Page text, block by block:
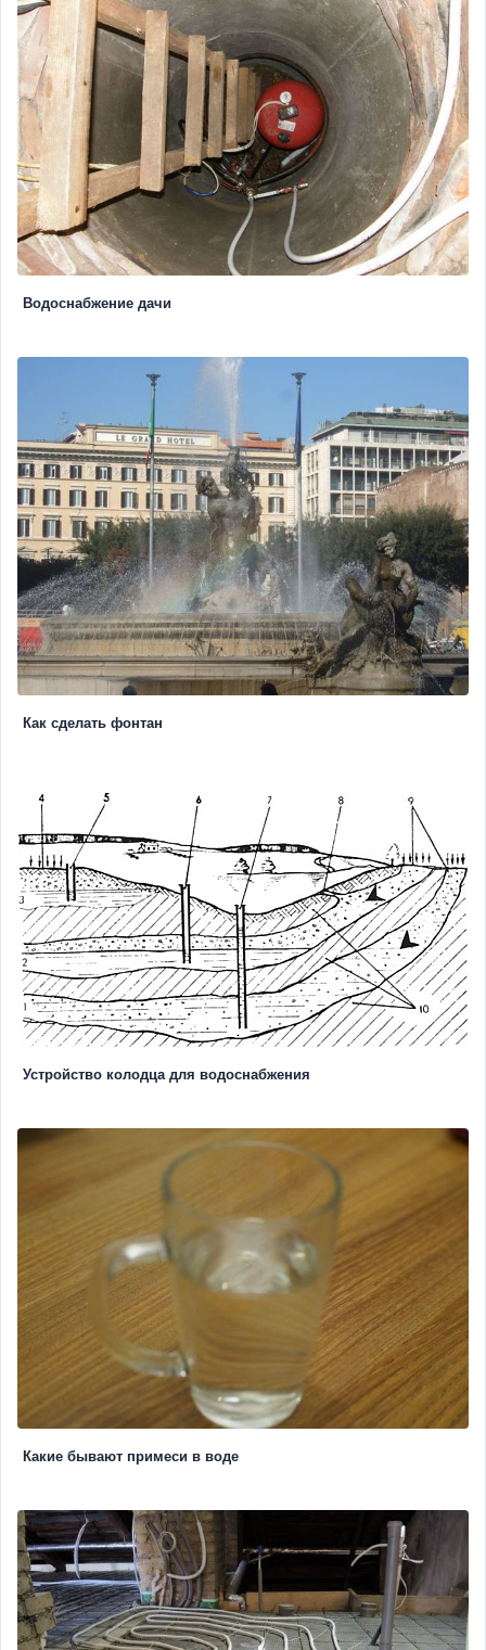
Водоснабжение дачи
Как сделать фонтан
Устройство колодца для водоснабжения
Какие бывают примеси в воде